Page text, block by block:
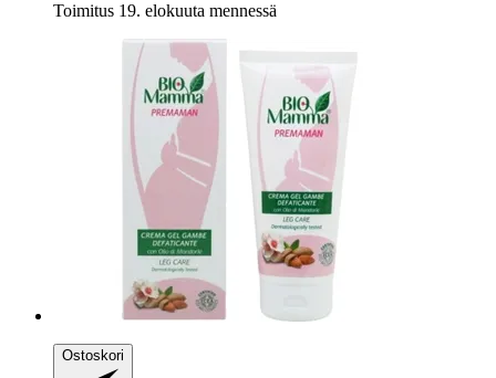
Toimitus 19. elokuuta mennessä
Ostoskori